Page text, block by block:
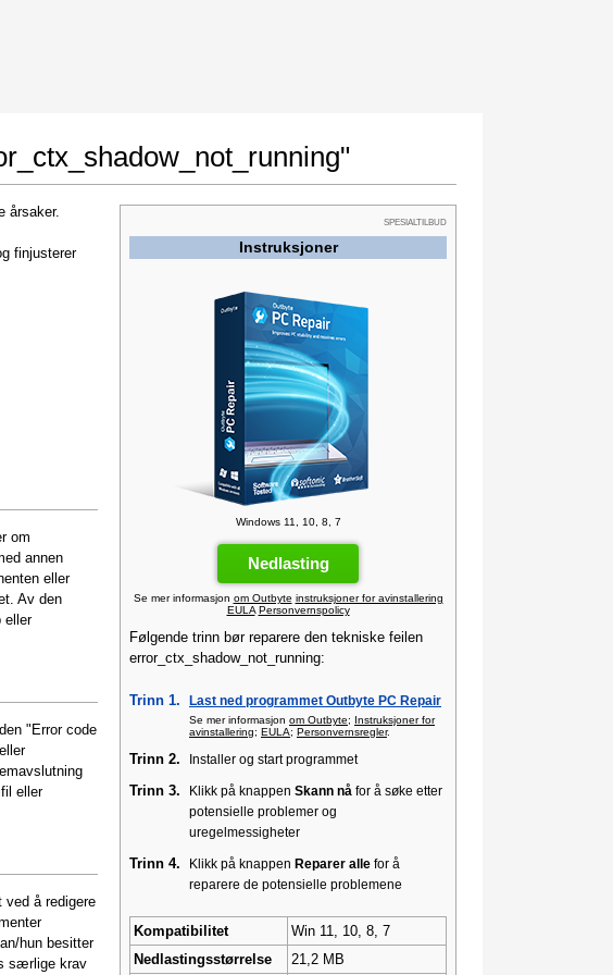
SPESIALTILBUD
Instruksjoner
Windows 11, 10, 8, 7
Nedlasting
Se mer informasjon om Outbyte instruksjoner for avinstallering
EULA Personvernspolicy
Følgende trinn bør reparere den tekniske feilen
error_ctx_shadow_not_running:
Trinn 1. Last ned programmet Outbyte PC Repair
Se mer informasjon om Outbyte; Instruksjoner for
avinstallering; EULA; Personvernsregler.
Trinn 2. Installer og start programmet
Trinn 3. Klikk på knappen Skann nå for å søke etter
potensielle problemer og
uregelmessigheter
Trinn 4. Klikk på knappen Reparer alle for å
reparere de potensielle problemene
Kompatibilitet
Win 11, 10, 8, 7
Nedlastingsstørrelse
21,2 MB
årsaker.
finjusterer
om
annen
eller
Av den
eller
"Error code
eller
å redigere
hun besitter
særlige krav